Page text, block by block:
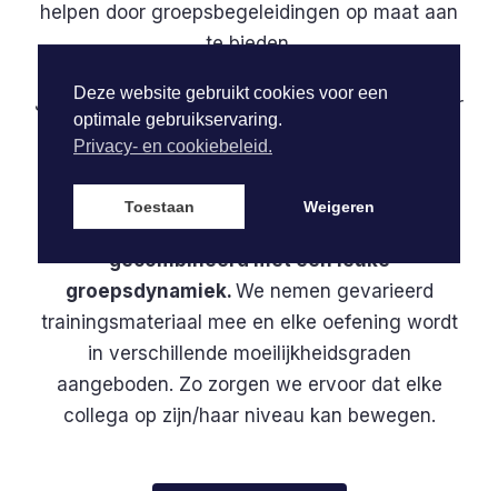
Deze website gebruikt cookies voor een
optimale gebruikservaring.
Privacy- en cookiebeleid.
Toestaan Weigeren
helpen door groepsbegeleidingen op maat aan
te bieden.
Jij en je collega’s bepalen zelf waar en wanneer
de trainingen doorgaan.
iedere spiergroep als het
uithoudingsvermogen aan en worden
gecombineerd met een leuke
groepsdynamiek. We nemen gevarieerd
trainingsmateriaal mee en elke oefening wordt
in verschillende moeilijkheidsgraden
aangeboden. Zo zorgen we ervoor dat elke
collega op zijn/haar niveau kan bewegen.